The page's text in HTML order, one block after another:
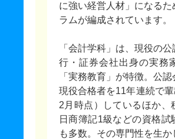
に強い経営人材」になるた
ラムが編成されています。
「会計学科」は、現役の
行・証券会社出身の実務
「実務教育」が特徴。公
現役合格者を11年連続で
2月時点）しているほか、
日商簿記1級などの資格試
も多数。その専門性を生